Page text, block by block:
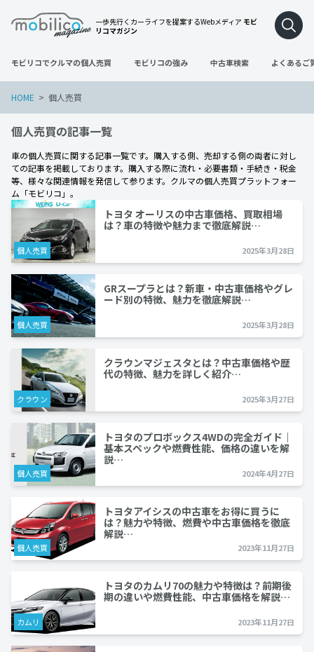
一歩先行くカーライフを提案するWebメディア モビ
リコマガジン
モビリコでクルマの個人売買 モビリコの強み 中古車検索 よくあるご
HOME 個人売買
個人売買の記事一覧
車の個人売買に関する記事一覧です。購入する側、売却する側の両者に対し
ての記事を掲載しております。購入する際に流れ・必要書類・手続き・税金
等、様々な関連情報を発信して参ります。クルマの個人売買プラットフォー
ム「モビリコ」。
個人売買
トヨタ オーリスの中古車価格、買取相場
は？車の特徴や魅力まで徹底解説…
2025年3月28日
個人売買
GRスープラとは？新車・中古車価格やグレ
ード別の特徴、魅力を徹底解説…
2025年3月28日
クラウン
クラウンマジェスタとは？中古車価格や歴
代の特徴、魅力を詳しく紹介…
2025年3月27日
個人売買
トヨタのプロボックス4WDの完全ガイド｜
基本スペックや燃費性能、価格の違いを解
説…
2024年4月27日
個人売買
トヨタアイシスの中古車をお得に買うに
は？魅力や特徴、燃費や中古車価格を徹底
解説…
2023年11月27日
カムリ
トヨタのカムリ70の魅力や特徴は？前期後
期の違いや燃費性能、中古車価格を解説…
2023年11月27日